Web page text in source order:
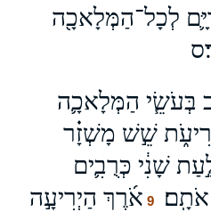
לְכָל־הַמְּלָאכָ֖ה
בְּעֹשֵׂ֧י הַמְּלָאכָ֛ה
שֵׁ֣שׁ מָשְׁזָ֗ר
שָׁנִ֔י כְּרֻבִ֛ים
9 אֹ֜רֶךְ הַיְרִיעָ֣ה